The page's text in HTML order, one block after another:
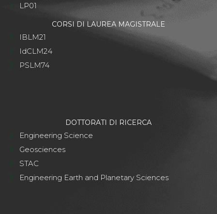
LP01
CORSI DI LAUREA MAGISTRALE
IBLM21
IdCLM24
PSLM74
DOTTORATI DI RICERCA
Engineering Science
Geosciences
STAC
Engineering Earth and Planetary Sciences